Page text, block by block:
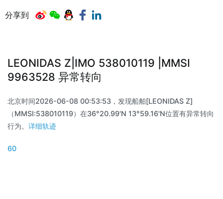
分享到
LEONIDAS Z|IMO 538010119 |MMSI
9963528 异常转向
北京时间2026-06-08 00:53:53，发现船舶[LEONIDAS Z]
（MMSI:538010119）在36°20.99'N 13°59.16'N位置有异常转向
行为。 详细轨迹
60